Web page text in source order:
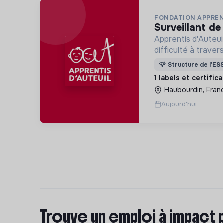
FONDATION
surveillant
Apprentis
difficulté à
d’accueil,
d’insertion pour
des hommes et
💡 Structure de
1 labels et
Haubourdin,
Aujourd'hui
Trouve un emploi à